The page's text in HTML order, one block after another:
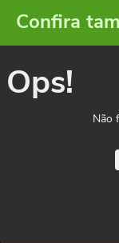
Confira
Ops!
Não